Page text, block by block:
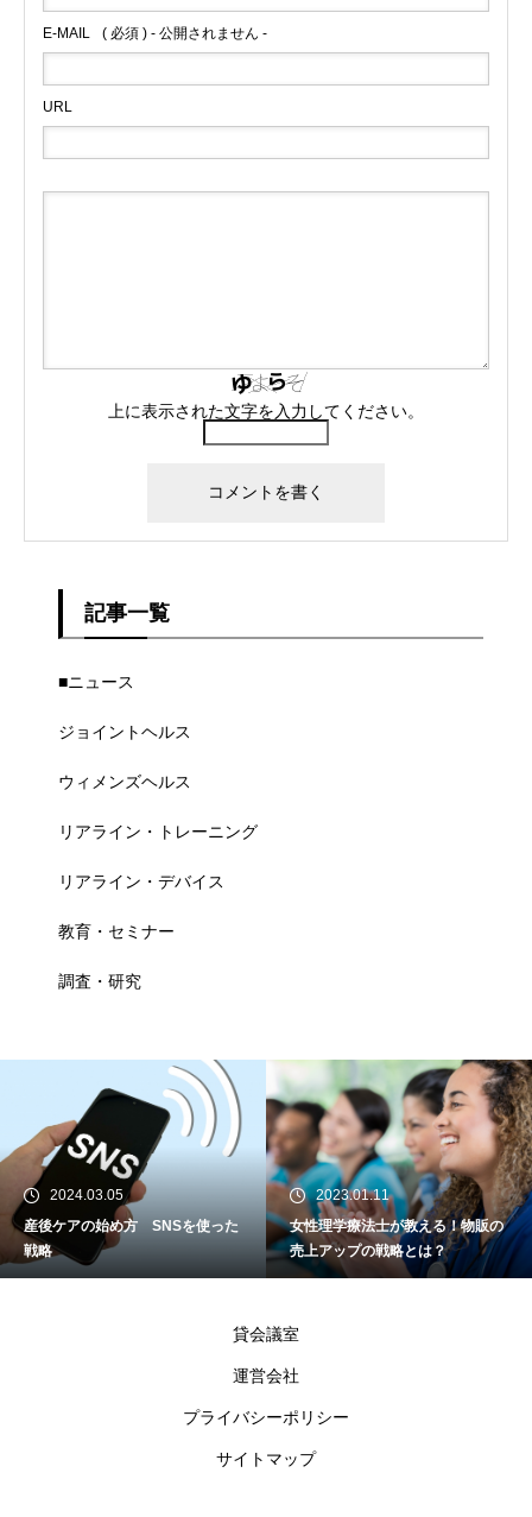
E-MAIL ( 必須 ) - 公開されません -
URL
上に表示された文字を入力してください。
記事一覧
■ニュース
ジョイントヘルス
ウィメンズヘルス
リアライン・トレーニング
リアライン・デバイス
教育・セミナー
調査・研究
2024.03.05
産後ケアの始め方 SNSを使った
戦略
2023.01.11
女性理学療法士が教える！物販の
売上アップの戦略とは？
貸会議室
運営会社
プライバシーポリシー
サイトマップ